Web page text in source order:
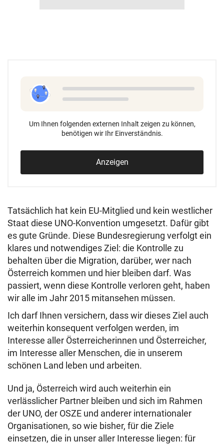
Um Ihnen folgenden externen Inhalt zeigen zu können,
benötigen wir Ihr Einverständnis.
Anzeigen
Tatsächlich hat kein EU-Mitglied und kein westlicher
Staat diese UNO-Konvention umgesetzt. Dafür gibt
es gute Gründe. Diese Bundesregierung verfolgt ein
klares und notwendiges Ziel: die Kontrolle zu
behalten über die Migration, darüber, wer nach
Österreich kommen und hier bleiben darf. Was
passiert, wenn diese Kontrolle verloren geht, haben
wir alle im Jahr 2015 mitansehen müssen.
Ich darf Ihnen versichern, dass wir dieses Ziel auch
weiterhin konsequent verfolgen werden, im
Interesse aller Österreicherinnen und Österreicher,
im Interesse aller Menschen, die in unserem
schönen Land leben und arbeiten.
Und ja, Österreich wird auch weiterhin ein
verlässlicher Partner bleiben und sich im Rahmen
der UNO, der OSZE und anderer internationaler
Organisationen, so wie bisher, für die Ziele
einsetzen, die in unser aller Interesse liegen: für